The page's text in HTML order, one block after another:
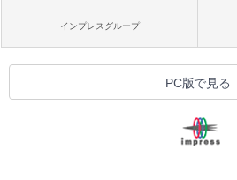
インプレスグループ
PC版で見る